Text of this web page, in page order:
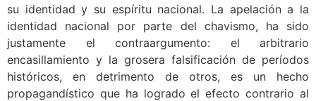
su identidad y su espíritu nacional. La apelación a la
identidad nacional por parte del chavismo, ha sido
justamente el contraargumento: el arbitrario
encasillamiento y la grosera falsificación de períodos
históricos, en detrimento de otros, es un hecho
propagandístico que ha logrado el efecto contrario al